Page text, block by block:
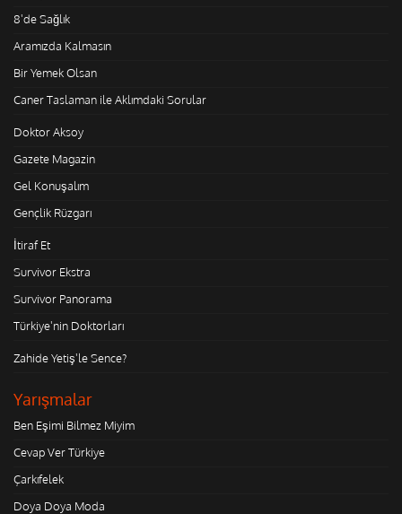
8'de Sağlık
Aramızda Kalmasın
Bir Yemek Olsan
Caner Taslaman ile Aklımdaki Sorular
Doktor Aksoy
Gazete Magazin
Gel Konuşalım
Gençlik Rüzgarı
İtiraf Et
Survivor Ekstra
Survivor Panorama
Türkiye'nin Doktorları
Zahide Yetiş'le Sence?
Yarışmalar
Ben Eşimi Bilmez Miyim
Cevap Ver Türkiye
Çarkıfelek
Doya Doya Moda